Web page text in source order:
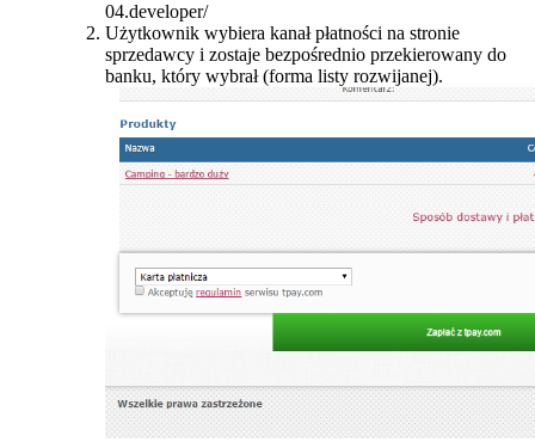
04.developer/
Użytkownik wybiera kanał płatności na stronie
sprzedawcy i zostaje bezpośrednio przekierowany do
banku, który wybrał (forma listy rozwijanej).